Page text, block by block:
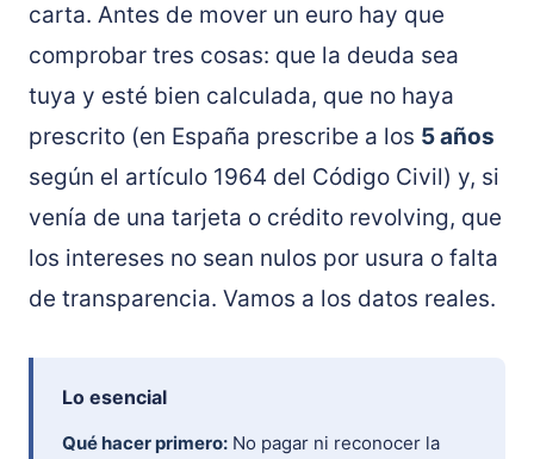
carta. Antes de mover un euro hay que
comprobar tres cosas: que la deuda sea
tuya y esté bien calculada, que no haya
prescrito (en España prescribe a los 5 años
según el artículo 1964 del Código Civil) y, si
venía de una tarjeta o crédito revolving, que
los intereses no sean nulos por usura o falta
de transparencia. Vamos a los datos reales.
Lo esencial
Qué hacer primero: No pagar ni reconocer la